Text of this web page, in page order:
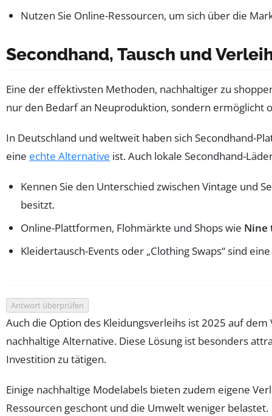
Nutzen Sie Online-Ressourcen, um sich über die
Secondhand, Tausch und
Eine der effektivsten Methoden, nachhaltiger zu
nur den Bedarf an Neuproduktion, sondern ermöglicht
In Deutschland und weltweit haben sich Secondhand-
eine echte Alternative ist. Auch lokale Secondhand-
Kennen Sie den Unterschied zwischen Vintage und
besitzt.
Online-Plattformen, Flohmärkte und Shops wie Nine
Kleidertausch-Events oder „Clothing Swaps“ sind
Antwort überprüfen
Auch die Option des Kleidungsverleihs ist 2025 auf
nachhaltige Alternative. Diese Lösung ist besonders
Investition zu tätigen.
Einige nachhaltige Modelabels bieten zudem eigene
Ressourcen geschont und die Umwelt weniger belastet.